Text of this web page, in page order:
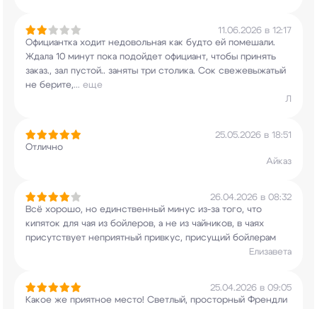
11.06.2026 в 12:17
Официантка ходит недовольная как будто ей помешали.
Ждала 10 минут пока подойдет официант, чтобы принять
заказ., зал пустой.. заняты три столика. Сок свежевыжатый
не берите,... еще
Л
25.05.2026 в 18:51
Отлично
Айказ
26.04.2026 в 08:32
Всё хорошо, но единственный минус из-за того, что
кипяток для чая из бойлеров, а не из чайников, в чаях
присутствует неприятный привкус, присущий бойлерам
Елизавета
25.04.2026 в 09:05
Какое же приятное место! Светлый, просторный Френдли